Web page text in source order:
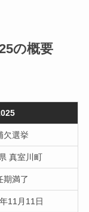
の概要
欠選挙
真室川町
期満了
11月11日